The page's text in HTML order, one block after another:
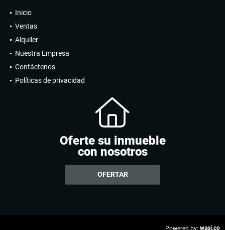
Inicio
Ventas
Alquiler
Nuestra Empresa
Contáctenos
Políticas de privacidad
Oferte su inmueble
con nosotros
OFERTAR
Powered by: wasi.co